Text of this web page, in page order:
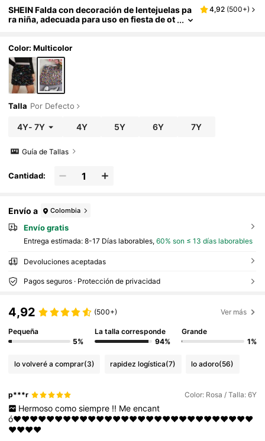
SHEIN Falda con decoración de lentejuelas pa
ra niña, adecuada para uso en fiesta de ot
4,92 (500+)
Color: Multicolor
Talla Por Defecto
4Y- 7Y 4Y 5Y 6Y 7Y
Guía de Tallas
Cantidad:
Envío a Colombia
Envío gratis
Entrega estimada: 8-17 Días laborables, 60% son ≤ 13 días laborables
Devoluciones aceptadas
Pagos seguros · Protección de privacidad
4,92 (500+) Ver más
Pequeña
5%
La talla corresponde
94%
Grande
1%
lo volveré a comprar(3) rapidez logística(7) lo adoro(56)
p***r Color: Rosa / Talla: 6Y
Hermoso como siempre !! Me encant
ó♥️♥️♥️♥️♥️♥️♥️♥️♥️♥️♥️♥️♥️♥️♥️♥️♥️♥️♥️♥️♥️♥️♥️♥️♥️♥️♥️♥️♥️
♥️♥️♥️♥️